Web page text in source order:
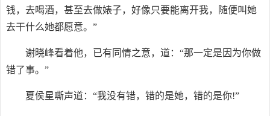
钱，去喝酒，甚至去做婊子，好像只要能离开我，随便叫她
去干什么她都愿意。”
谢晓峰看着他，已有同情之意，道：“那一定是因为你做
错了事。”
夏侯星嘶声道：“我没有错，错的是她，错的是你!”